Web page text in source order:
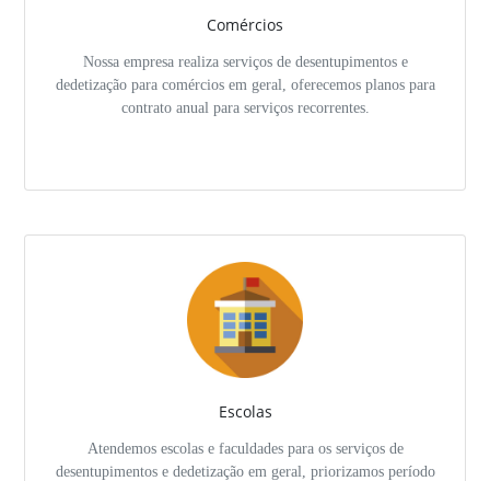
Comércios
Nossa empresa realiza serviços de desentupimentos e
dedetização para comércios em geral, oferecemos planos para
contrato anual para serviços recorrentes.
Escolas
Atendemos escolas e faculdades para os serviços de
desentupimentos e dedetização em geral, priorizamos período